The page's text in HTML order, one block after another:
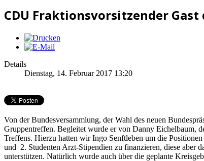
CDU Fraktionsvorsitzender Gast
Details
Dienstag, 14. Februar 2017 13:20
Von der Bundesversammlung, der Wahl des neuen
Gruppentreffen. Begleitet wurde er von Danny Eichelbaum,
Treffens. Hierzu hatten wir Ingo Senftleben um die
und 2. Studenten Arzt-Stipendien zu finanzieren, diese aber
unterstützen. Natürlich wurde auch über die geplante